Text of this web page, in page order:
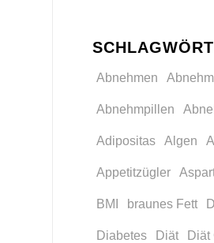
Abnehmen
Abnehmpillen
Adipositas Algen
Appetitzügler
BMI braunes Fett
Diabetes Diät Diät